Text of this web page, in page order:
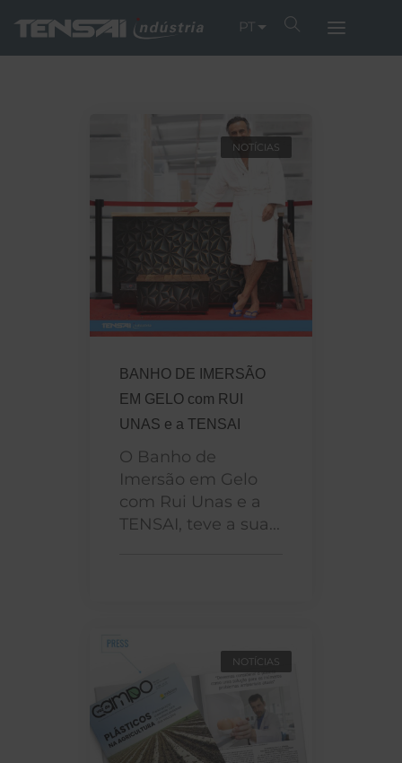
PT
NOTÍCIAS
BANHO DE IMERSÃO
EM GELO com RUI
UNAS e a TENSAI
O Banho de
Imersão em Gelo
com Rui Unas e a
TENSAI, teve a sua...
NOTÍCIAS